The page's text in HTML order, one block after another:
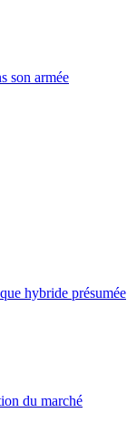
son armée
hybride présumée
du marché